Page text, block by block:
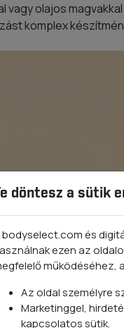
vagy olajos
komplex
döntesz a sütik
bodyselect.com és
ezen az
működéséhez,
Az oldal személyre
Marketinggel,
kapcsolatos sütik.